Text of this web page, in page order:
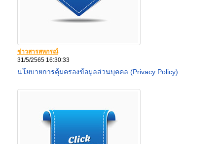
ข่าวสารสหกรณ์
31/5/2565 16:30:33
นโยบายการคุ้มครองข้อมูลส่วนบุคคล (Privacy Policy)